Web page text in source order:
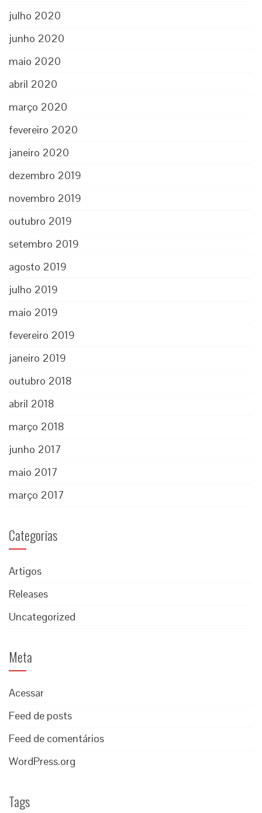
julho 2020
junho 2020
maio 2020
abril 2020
março 2020
fevereiro 2020
janeiro 2020
dezembro 2019
novembro 2019
outubro 2019
setembro 2019
agosto 2019
julho 2019
maio 2019
fevereiro 2019
janeiro 2019
outubro 2018
abril 2018
março 2018
junho 2017
maio 2017
março 2017
Categorias
Artigos
Releases
Uncategorized
Meta
Acessar
Feed de posts
Feed de comentários
WordPress.org
Tags